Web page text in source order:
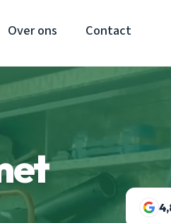
Over ons Contact